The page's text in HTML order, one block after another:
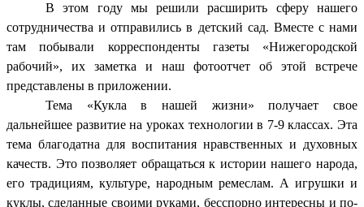
В этом году мы решили расширить сферу нашего
сотрудничества и отправились в детский сад. Вместе с нами
там побывали корреспонденты газеты «Нижегородской
рабочий», их заметка и наш фотоотчет об этой встрече
представлены в приложении.
Тема «Кукла в нашей жизни» получает свое
дальнейшее развитие на уроках технологии в 7-9 классах. Эта
тема благодатна для воспитания нравственных и духовных
качеств. Это позволяет обращаться к истории нашего народа,
его традициям, культуре, народным ремеслам. А игрушки и
куклы, сделанные своими руками, бесспорно интересны и по-